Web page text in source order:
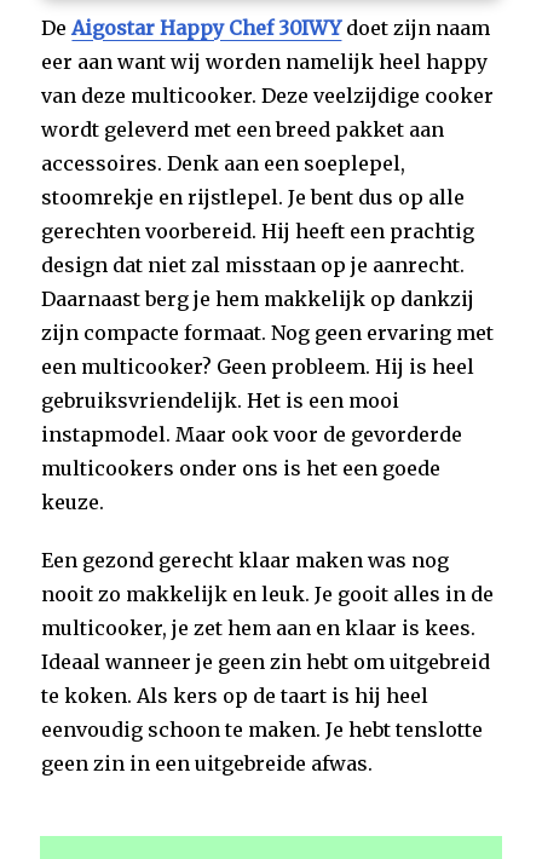
DeAigostar Happy Chef 30IWYdoet zijn naam
eer aan want wij worden namelijk heel happy
van deze multicooker. Deze veelzijdige cooker
wordt geleverd met een breed pakket aan
accessoires. Denk aan een soeplepel,
stoomrekje en rijstlepel. Je bent dus op alle
gerechten voorbereid. Hij heeft een prachtig
design dat niet zal misstaan op je aanrecht.
Daarnaast berg je hem makkelijk op dankzij
zijn compacte formaat. Nog geen ervaring met
een multicooker? Geen probleem. Hij is heel
gebruiksvriendelijk. Het is een mooi
instapmodel. Maar ook voor de gevorderde
multicookers onder ons is het een goede
keuze.
Een gezond gerecht klaar maken was nog
nooit zo makkelijk en leuk. Je gooit alles in de
multicooker, je zet hem aan en klaar is kees.
Ideaal wanneer je geen zin hebt om uitgebreid
te koken. Als kers op de taart is hij heel
eenvoudig schoon te maken. Je hebt tenslotte
geen zin in een uitgebreide afwas.